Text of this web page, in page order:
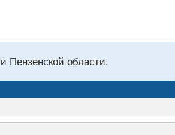
Пензенской области.